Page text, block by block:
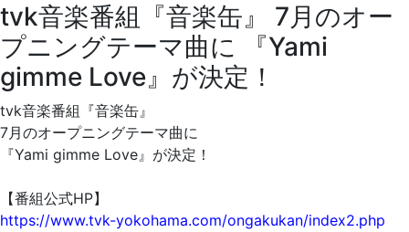
tvk音楽番組『音楽缶』 7月のオー
プニングテーマ曲に 『Yami
gimme Love』が決定！
tvk音楽番組『音楽缶』
7月のオープニングテーマ曲に
『Yami gimme Love』が決定！
【番組公式HP】
https://www.tvk-yokohama.com/ongakukan/index2.php